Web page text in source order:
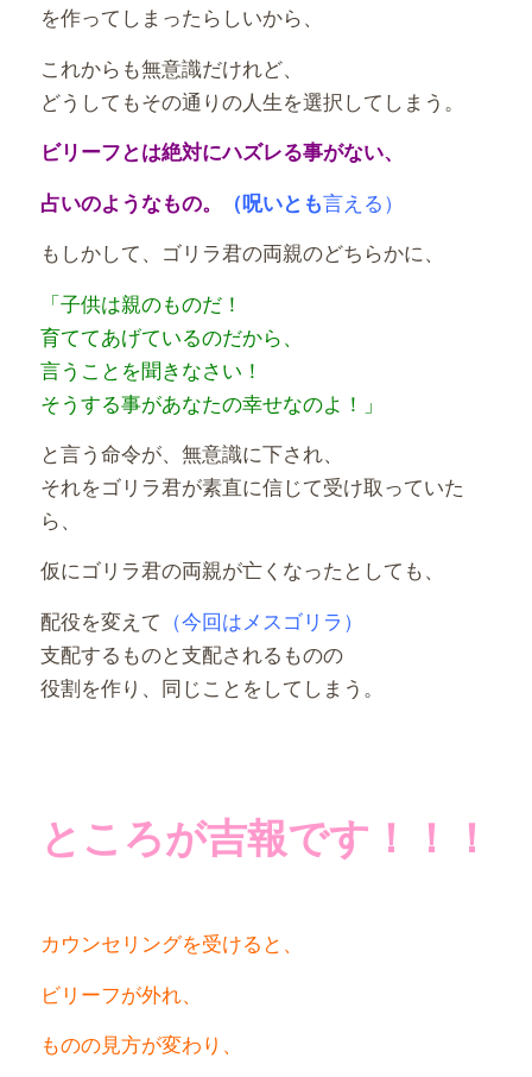
を作ってしまったらしいから、
これからも無意識だけれど、
どうしてもその通りの人生を選択してしまう。
ビリーフとは絶対にハズレる事がない、
占いのようなもの。
（呪いとも言える）
もしかして、ゴリラ君の両親のどちらかに、
「子供は親のものだ！
育ててあげているのだから、
言うことを聞きなさい！
そうする事があなたの幸せなのよ！」
と言う命令が、無意識に下され、
それをゴリラ君が素直に信じて受け取っていた
ら、
仮にゴリラ君の両親が亡くなったとしても、
配役を変えて （今回はメスゴリラ）
支配するものと支配されるものの
役割を作り、同じことをしてしまう。
ところが吉報です！！！
カウンセリングを受けると、
ビリーフが外れ、
ものの見方が変わり、